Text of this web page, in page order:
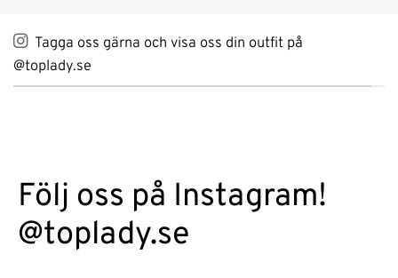
Tagga oss gärna och visa oss din outfit på
@toplady.se
Följ oss på Instagram!
@toplady.se